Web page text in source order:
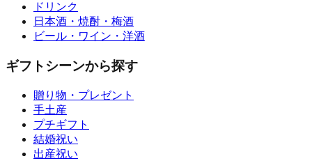
ドリンク
日本酒・焼酎・梅酒
ビール・ワイン・洋酒
ギフトシーンから探す
贈り物・プレゼント
手土産
プチギフト
結婚祝い
出産祝い